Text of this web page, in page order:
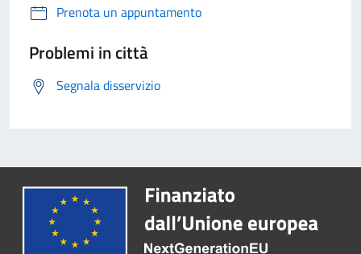
Prenota un appuntamento
Problemi in città
Segnala disservizio